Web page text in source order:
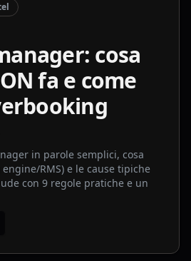
cosa
fa e come
in parole semplici, cosa
RMS) e le cause tipiche
con 9 regole pratiche e un